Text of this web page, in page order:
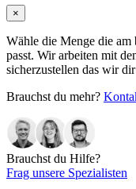
×
Wähle die Menge die am
passt. Wir arbeiten mit
sicherzustellen das wir
Brauchst du mehr?
Brauchst du Hilfe?
Frag unsere Spezialisten